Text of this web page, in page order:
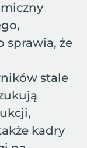
sprawia, że
stale
kadry